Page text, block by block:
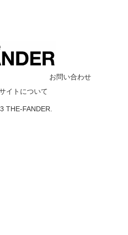
お問い合わせ
イトについて
THE-FANDER.